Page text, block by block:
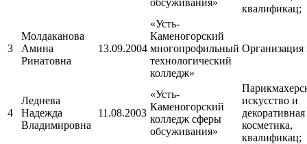
квалификац;
3
Молдаканова
Амина
Ринатовна
13.09.2004
«Усть-
Каменогорский
многопрофильный
технологический
колледж»
Организация
4
Леднева
Надежда
Владимировна
11.08.2003
«Усть-
Каменогорский
колледж сферы
обсуживания»
искусство и
декоративная
косметика,
квалификац;